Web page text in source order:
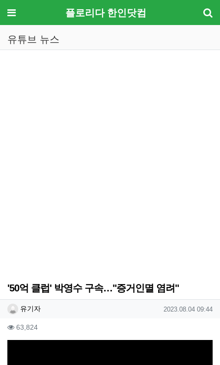
메뉴 플로리다 한인닷컴
유튜브 뉴스
'50억 클럽' 박영수 구속…"증거인멸 염려"
작성자 정보
유기자작성 작성일
2023.08.04 09:44
컨텐츠 정보
63,824조회